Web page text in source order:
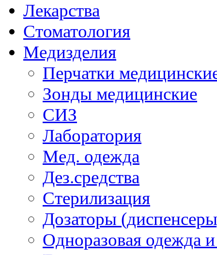
Лекарства
Стоматология
Медизделия
Перчатки
Зонды медицинские
СИЗ
Лаборатория
Мед. одежда
Дез.средства
Стерилизация
Дозаторы
Одноразовая одежда и